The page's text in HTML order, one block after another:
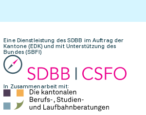
Eine Dienstleistung des SDBB im Auftrag der
Kantone (EDK) und mit Unterstützung des
Bundes (SBFI)
In Zusammenarbeit mit: